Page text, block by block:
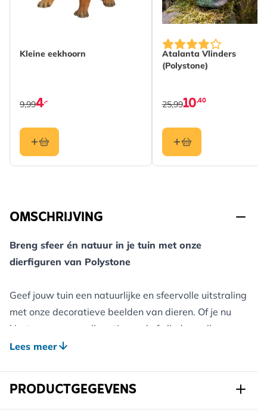
Kleine eekhoorn
4,-
9,99
Atalanta Vlinders
(Polystone)
10,40
25,99
OMSCHRIJVING
Breng sfeer én natuur in je tuin met onze
dierfiguren van Polystone
Geef jouw tuin een natuurlijke en sfeervolle uitstraling
met onze decoratieve beelden van dieren. Of je nu
kiest voor een roodborstje, egel of vlinder – elk
beeldje is met zorg vormgegeven en geeft jouw
De beelden zijn vervaardigd uit Polystone: een
duurzaam en weerbestendig materiaal dat garant
Lees meer
PRODUCTGEGEVENS